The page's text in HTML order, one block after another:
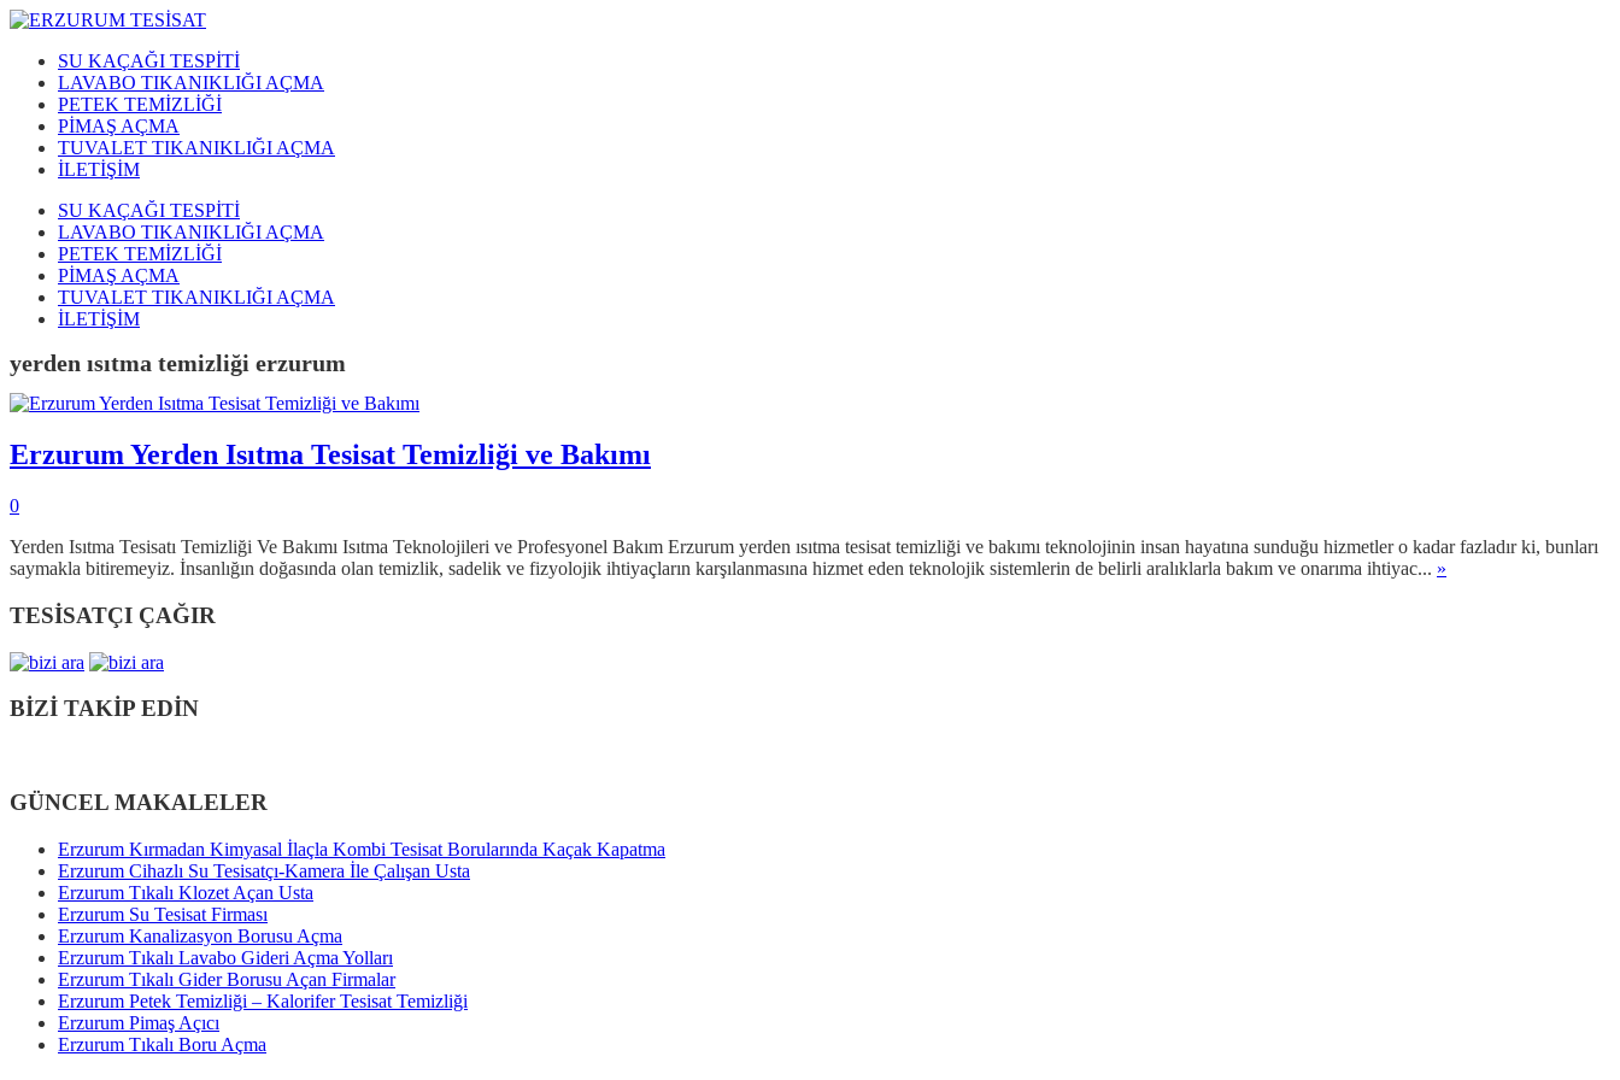
SU KAÇAĞI TESPİTİ
LAVABO TIKANIKLIĞI AÇMA
PETEK TEMİZLİĞİ
PİMAŞ AÇMA
TUVALET TIKANIKLIĞI AÇMA
İLETİŞİM
SU KAÇAĞI TESPİTİ
LAVABO TIKANIKLIĞI AÇMA
PETEK TEMİZLİĞİ
PİMAŞ AÇMA
TUVALET TIKANIKLIĞI AÇMA
İLETİŞİM
yerden ısıtma temizliği erzurum
Erzurum Yerden Isıtma Tesisat Temizliği ve Bakımı
0
Yerden Isıtma Tesisatı Temizliği Ve Bakımı Isıtma Teknolojileri ve Profesyonel Bakım Erzurum yerden ısıtma tesisat temizliği ve bakımı teknolojinin insan hayatına sunduğu hizmetler o kadar fazladır ki, bunları
saymakla bitiremeyiz. İnsanlığın doğasında olan temizlik, sadelik ve fizyolojik ihtiyaçların karşılanmasına hizmet eden teknolojik sistemlerin de belirli aralıklarla bakım ve onarıma ihtiyac... »
TESİSATÇI ÇAĞIR
BİZİ TAKİP EDİN
GÜNCEL MAKALELER
Erzurum Kırmadan Kimyasal İlaçla Kombi Tesisat Borularında Kaçak Kapatma
Erzurum Cihazlı Su Tesisatçı-Kamera İle Çalışan Usta
Erzurum Tıkalı Klozet Açan Usta
Erzurum Su Tesisat Firması
Erzurum Kanalizasyon Borusu Açma
Erzurum Tıkalı Lavabo Gideri Açma Yolları
Erzurum Tıkalı Gider Borusu Açan Firmalar
Erzurum Petek Temizliği – Kalorifer Tesisat Temizliği
Erzurum Pimaş Açıcı
Erzurum Tıkalı Boru Açma